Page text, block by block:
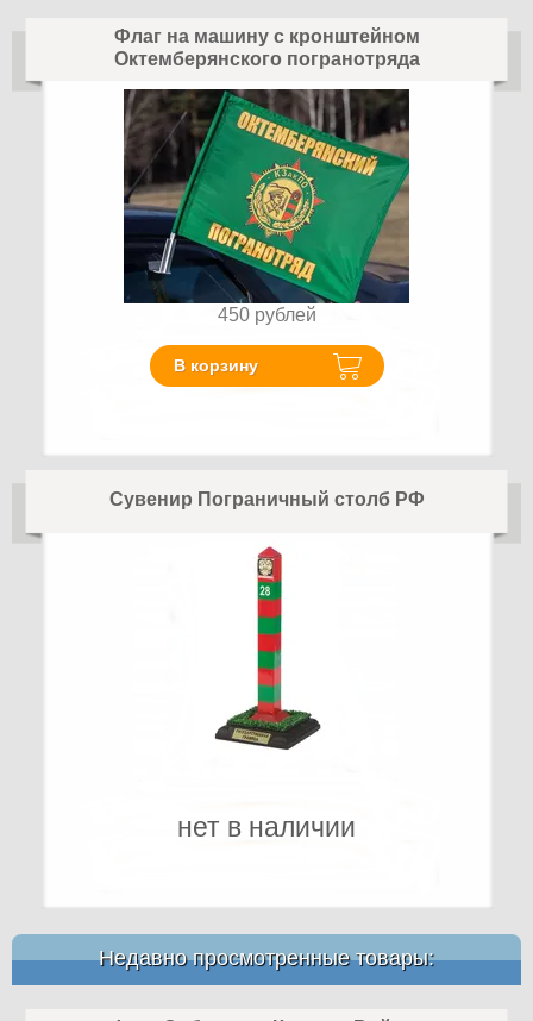
Флаг на машину с кронштейном
Октемберянского погранотряда
450 рублей
В корзину
Сувенир Пограничный столб РФ
нет в наличии
Недавно просмотренные товары: